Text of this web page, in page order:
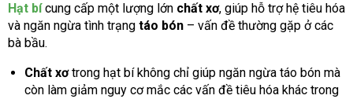
Hạt bícung cấp một lượng lớn chất xơ, giúp hỗ trợ hệ tiêu hóa
và ngăn ngừa tình trạng táo bón – vấn đề thường gặp ở các
bà bầu.
Chất xơtrong hạt bí không chỉ giúp ngăn ngừa táo bón mà
còn làm giảm nguy cơ mắc các vấn đề tiêu hóa khác trong